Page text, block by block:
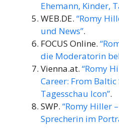
Ehemann, Kinder,
WEB.DE. “Romy
und News”.
FOCUS Online.
die Moderatorin
Vienna.at. “Romy
Career: From Baltic
Tagesschau Icon”.
SWP. “Romy Hiller
Sprecherin im